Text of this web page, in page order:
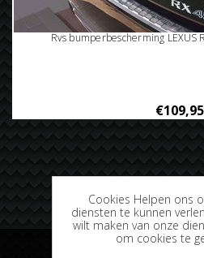
Rvs bumperbescherming LEXUS
€109,95
Cookies Helpen ons
diensten te kunnen
wilt maken van onze
om cookies te